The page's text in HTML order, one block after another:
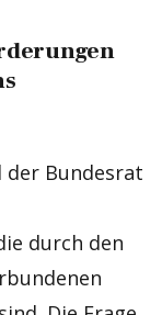
der Bundesrat
durch den